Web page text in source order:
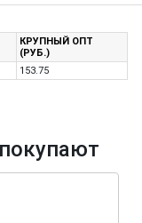
КРУПНЫЙ ОПТ
(РУБ.)
153.75